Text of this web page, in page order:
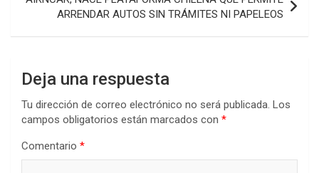
ARRENDAR AUTOS SIN TRÁMITES NI PAPELEOS
Deja una respuesta
Tu dirección de correo electrónico no será publicada. Los
campos obligatorios están marcados con *
Comentario *